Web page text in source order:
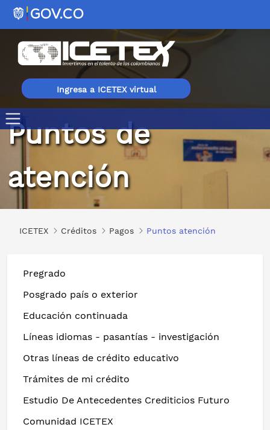
Ingresa a ICETEX virtual
Puntos atención
Puntos de
atención
ICETEX Créditos Pagos Puntos atención
Pregrado
Posgrado país o exterior
Educación continuada
Líneas idiomas - pasantías - investigación
Otras líneas de crédito educativo
Trámites de mi crédito
Estudio De Antecedentes Crediticios Futuro
Comunidad ICETEX